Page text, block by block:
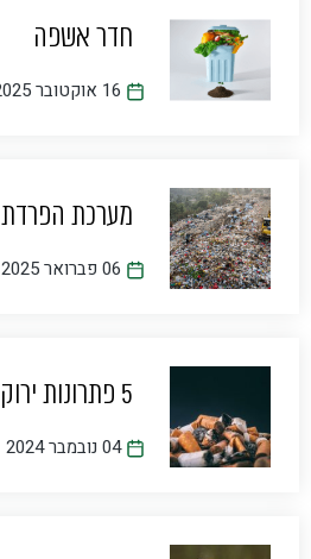
חדר אשפה
מערכת
5 פתרונות ירוקים לפינוי פסולת
04 נובמבר 2024